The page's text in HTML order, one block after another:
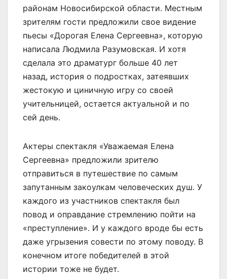
районам Новосибирской области. Местным
зрителям гости предложили свое видение
пьесы «Дорогая Елена Сергеевна», которую
написала Людмила Разумовская. И хотя
сделала это драматург больше 40 лет
назад, история о подростках, затеявших
жестокую и циничную игру со своей
учительницей, остается актуальной и по
сей день.
Актеры спектакля «Уважаемая Елена
Сергеевна» предложили зрителю
отправиться в путешествие по самым
запутанным закоулкам человеческих душ. У
каждого из участников спектакля был
повод и оправдание стремлению пойти на
«преступление». И у каждого вроде бы есть
даже угрызения совести по этому поводу. В
конечном итоге победителей в этой
истории тоже не будет.